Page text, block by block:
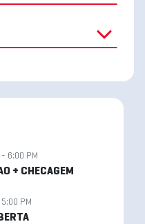
6:00 PM
+ CHECAGEM
PM